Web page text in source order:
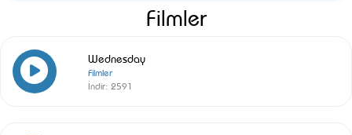
Filmler
Wednesday
Filmler
İndir: 2591